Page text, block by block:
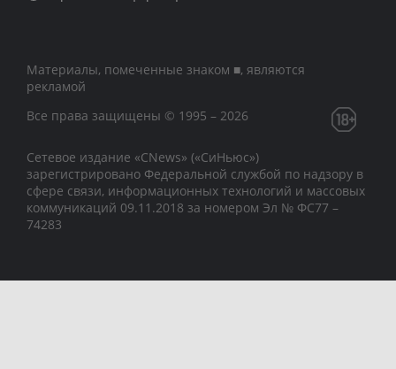
Материалы, помеченные знаком ■, являются
рекламой
Все права защищены © 1995 – 2026
Сетевое издание «CNews» («СиНьюс»)
зарегистрировано Федеральной службой по надзору в
сфере связи, информационных технологий и массовых
коммуникаций 09.11.2018 за номером Эл № ФС77 –
74283